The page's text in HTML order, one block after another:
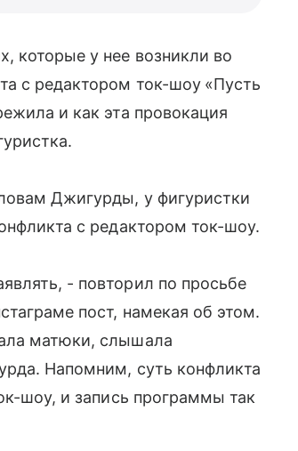
которые у нее возникли во
с редактором ток-шоу «Пусть
и как эта провокация
Джигурды, у фигуристки
с редактором ток-шоу.
- повторил по просьбе
пост, намекая об этом.
матюки, слышала
Напомним, суть конфликта
шоу, и запись программы так